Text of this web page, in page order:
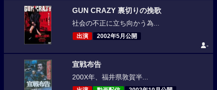
GUN CRAZY 裏切りの挽歌
社会の不正に立ち向かう為...
出演 2002年5月公開
-
宣戦布告
200X年、福井県敦賀半...